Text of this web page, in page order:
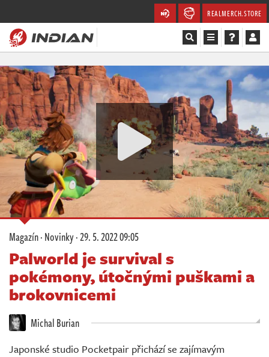
REALMERCH.STORE
Magazín
Recenze
Videa
Soutěže
Databáze
Komunita
Redakce
Živě
Magazín·Novinky·29. 5. 2022 09:05
Palworld je survival s
pokémony, útočnými puškami a
brokovnicemi
Michal Burian
Japonské studio Pocketpair přichází se zajímavým